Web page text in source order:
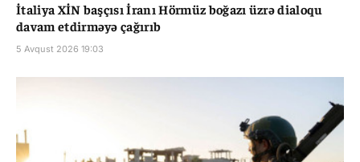
İtaliya XİN başçısı İranı Hörmüz boğazı üzrə dialoqu
davam etdirməyə çağırıb
5 Avqust 2026 19:03